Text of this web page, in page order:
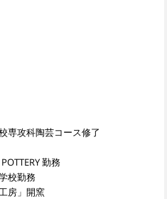
専攻科陶芸コース修了
勤務
校勤務
房」開窯